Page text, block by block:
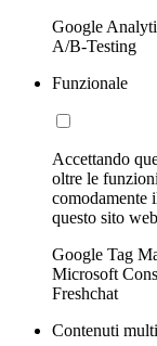
Google
A/B-Testing
Funzionale
Accettando
oltre le
comodamente
questo sito
Google Tag
Microsoft
Freshchat
Contenuti